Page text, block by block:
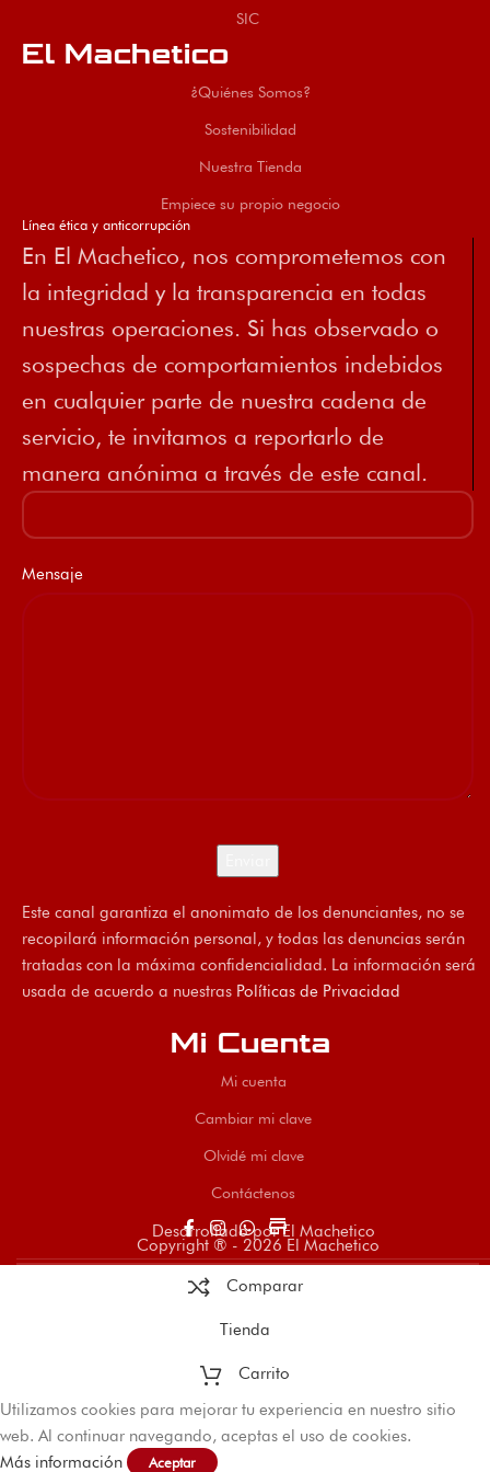
SIC
El Machetico
¿Quiénes Somos?
Sostenibilidad
Nuestra Tienda
Empiece su propio negocio
Línea ética y anticorrupción
En El Machetico, nos comprometemos con
la integridad y la transparencia en todas
nuestras operaciones. Si has observado o
sospechas de comportamientos indebidos
en cualquier parte de nuestra cadena de
servicio, te invitamos a reportarlo de
manera anónima a través de este canal.
Mensaje
Este canal garantiza el anonimato de los denunciantes, no se
recopilará información personal, y todas las denuncias serán
tratadas con la máxima confidencialidad. La información será
usada de acuerdo a nuestras Políticas de Privacidad
Mi Cuenta
Mi cuenta
Cambiar mi clave
Olvidé mi clave
Contáctenos
store
Desarrollado por El Machetico
Copyright ® - 2026 El Machetico
Comparar
Tienda
Carrito
Utilizamos cookies para mejorar tu experiencia en nuestro sitio
web. Al continuar navegando, aceptas el uso de cookies.
Más información
Aceptar